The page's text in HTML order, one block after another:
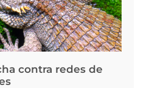
contra redes de